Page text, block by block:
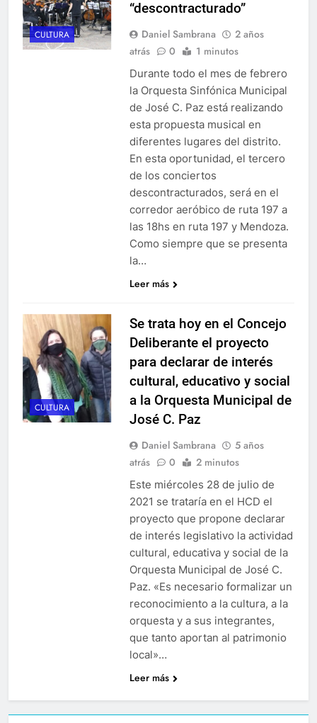
CULTURA
“descontracturado”
Daniel Sambrana
2 años
atrás
0 1 minutos
Durante todo el mes de febrero
la Orquesta Sinfónica Municipal
de José C. Paz está realizando
esta propuesta musical en
diferentes lugares del distrito.
En esta oportunidad, el tercero
de los conciertos
descontracturados, será en el
corredor aeróbico de ruta 197 a
las 18hs en ruta 197 y Mendoza.
Como siempre que se presenta
la…
Leer más
CULTURA
Se trata hoy en el Concejo
Deliberante el proyecto
para declarar de interés
cultural, educativo y social
a la Orquesta Municipal de
José C. Paz
Daniel Sambrana
5 años
atrás
0 2 minutos
Este miércoles 28 de julio de
2021 se trataría en el HCD el
proyecto que propone declarar
de interés legislativo la actividad
cultural, educativa y social de la
Orquesta Municipal de José C.
Paz. «Es necesario formalizar un
reconocimiento a la cultura, a la
orquesta y a sus integrantes,
que tanto aportan al patrimonio
local»…
Leer más